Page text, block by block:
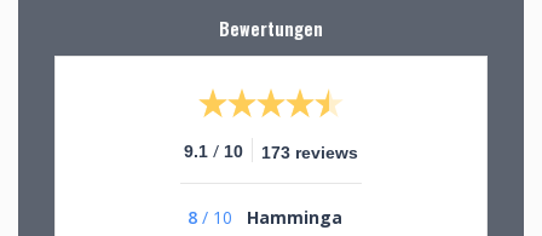
Bewertungen
9.1 / 10 173 reviews
8 / 10
Hamminga